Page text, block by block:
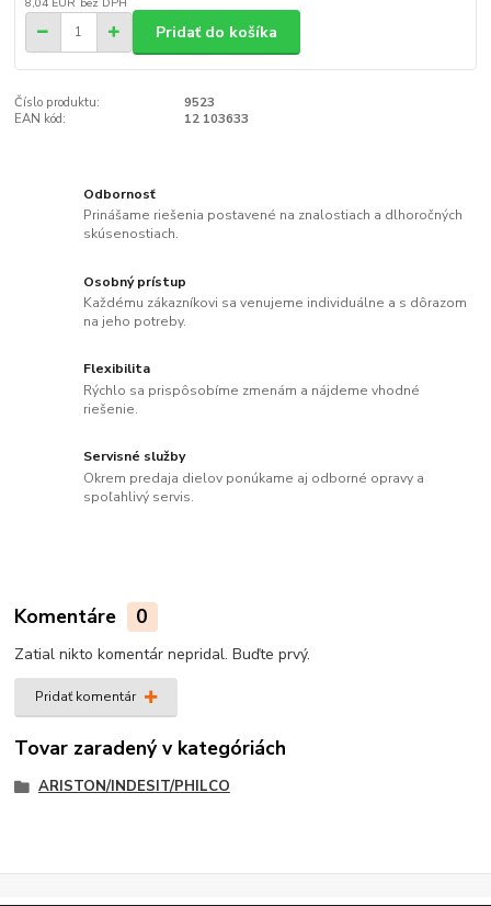
Pridať do košíka
Číslo produktu:
9523
EAN kód:
12 103633
Odbornosť
Prinášame riešenia postavené na znalostiach a dlhoročných
skúsenostiach.
Osobný prístup
Každému zákazníkovi sa venujeme individuálne a s dôrazom
na jeho potreby.
Flexibilita
Rýchlo sa prispôsobíme zmenám a nájdeme vhodné
riešenie.
Servisné služby
Okrem predaja dielov ponúkame aj odborné opravy a
spoľahlivý servis.
Komentáre 0
Zatial nikto komentár nepridal. Buďte prvý.
Pridať komentár
Tovar zaradený v kategóriách
ARISTON/INDESIT/PHILCO